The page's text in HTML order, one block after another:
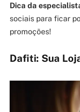
Dica da
sociais para ficar
promoções!
Dafiti: Sua